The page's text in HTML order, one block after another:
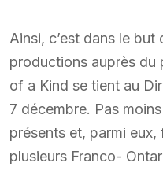
Ainsi, c’est dans le
productions auprès du
of a Kind se tient au
7 décembre. Pas
présents et, parmi
plusieurs Franco-